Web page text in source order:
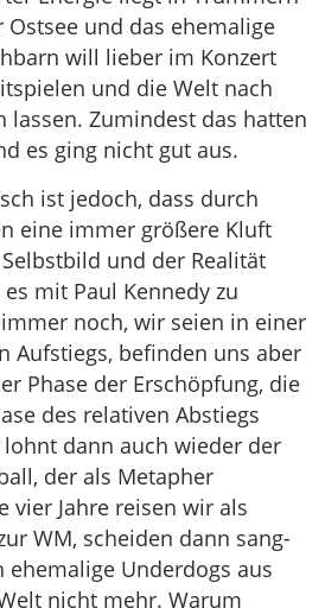
und das ehemalige
will lieber im Konzert
und die Welt nach
lassen. Zumindest das hatten
es ging nicht gut aus.
ist jedoch, dass durch
eine immer größere Kluft
und der Realität
mit Paul Kennedy zu
noch, wir seien in einer
Aufstiegs, befinden uns aber
Phase der Erschöpfung, die
des relativen Abstiegs
dann auch wieder der
der als Metapher
vier Jahre reisen wir als
WM, scheiden dann sang-
ehemalige Underdogs aus
nicht mehr. Warum